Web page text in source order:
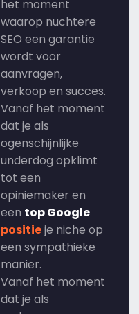
het moment
waarop nuchtere
SEO een garantie
wordt voor
aanvragen,
verkoop en succes.
Vanaf het moment
dat je als
ogenschijnlijke
underdog opklimt
tot een
opiniemaker en
een top Google
positieje niche op
een sympathieke
manier.
Vanaf het moment
dat je als